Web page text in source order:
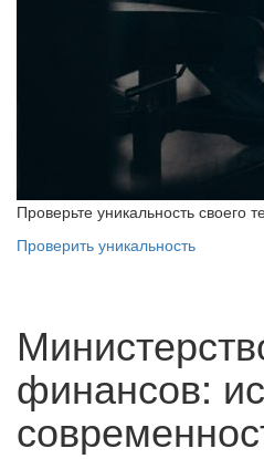
Проверьте уникальность своего
Проверить уникальность
финансов: